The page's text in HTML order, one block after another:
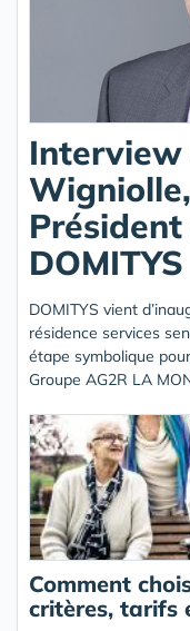
Wigniolle,
DOMITYS
DOMITYS vient
résidence services
étape symbolique
Groupe AG2R LA
Comment
critères, tarifs